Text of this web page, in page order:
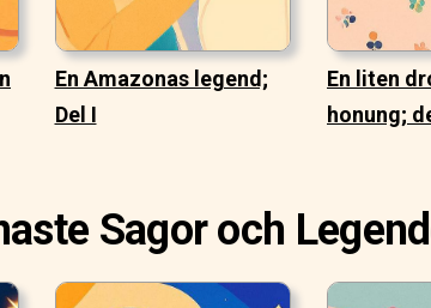
En Amazonas legend;
Del I
En liten
honung;
Sagor och